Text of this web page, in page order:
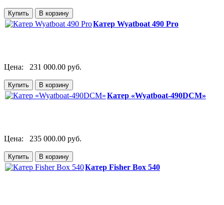
Катер Wyatboat 490 Pro
Цена: 231 000.00 руб.
Катер «Wyatboat-490DCM»
Цена: 235 000.00 руб.
Катер Fisher Box 540